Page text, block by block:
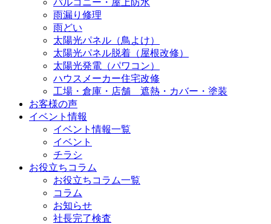
雨漏り修理
雨どい
太陽光パネル（鳥よけ）
太陽光パネル脱着（屋根改修）
太陽光発電（パワコン）
ハウスメーカー住宅改修
工場・倉庫・店舗 遮熱・カバー・塗装
お客様の声
イベント情報
イベント情報一覧
イベント
チラシ
お役立ちコラム
お役立ちコラム一覧
コラム
お知らせ
社長完了検査